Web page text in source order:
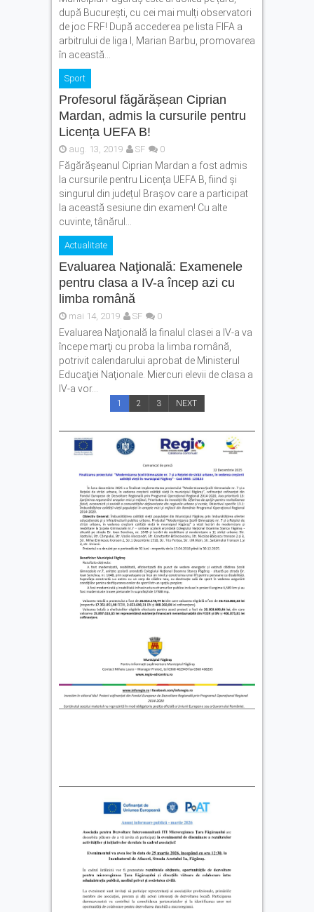
după București, cu cei mai mulți observatori
de joc FRF! După accederea pe lista FIFA a
arbitrului de liga I, Marian Barbu, promovarea
în această...
Sport
Profesorul făgărășean Ciprian
Mardan, admis la cursurile pentru
Licența UEFA B!
aug. 13, 2019 SF 0
Făgărășeanul Ciprian Mardan a fost admis
la cursurile pentru Licența UEFA B, fiind și
singurul din județul Brașov care a participat
la această sesiune din examen! Cu alte
cuvinte, tânărul...
Actualitate
Evaluarea Naţională: Examenele
pentru clasa a IV-a încep azi cu
limba română
mai 14, 2019 SF 0
Evaluarea Naţională la finalul clasei a IV-a va
începe marţi cu proba la limba română,
potrivit calendarului aprobat de Ministerul
Educaţiei Naţionale. Miercuri elevii de clasa a
IV-a vor...
1 2 3 NEXT